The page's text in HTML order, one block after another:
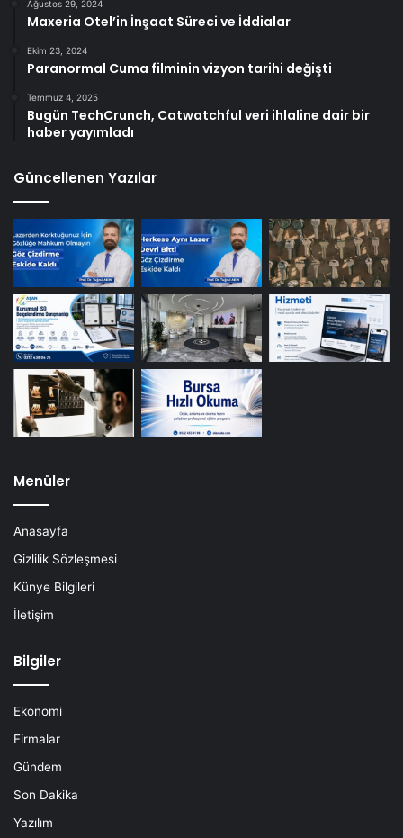
Ağustos 29, 2024
Maxeria Otel’in İnşaat Süreci ve İddialar
Ekim 23, 2024
Paranormal Cuma filminin vizyon tarihi değişti
Temmuz 4, 2025
Bugün TechCrunch, Catwatchful veri ihlaline dair bir
haber yayımladı
Güncellenen Yazılar
Menüler
Anasayfa
Gizlilik Sözleşmesi
Künye Bilgileri
İletişim
Bilgiler
Ekonomi
Firmalar
Gündem
Son Dakika
Yazılım